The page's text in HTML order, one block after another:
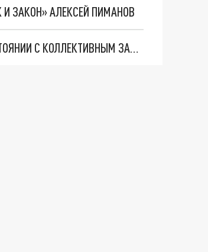
ЗАКОН» АЛЕКСЕЙ ПИМАНОВ
РАЗВЕДЧИК АРТАМОНОВ: ПУТИН СМЕНИЛ ТАКТИКУ В ПРОТИВОСТОЯНИИ С КОЛЛЕКТИВНЫМ ЗАПАДОМ И ПОРАЗИЛ НАТО